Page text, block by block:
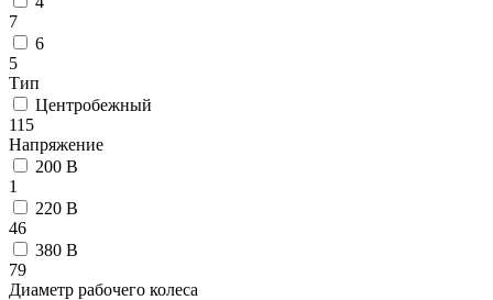
7
6
5
Тип
Центробежный
115
Напряжение
200 В
1
220 В
46
380 В
79
Диаметр рабочего колеса